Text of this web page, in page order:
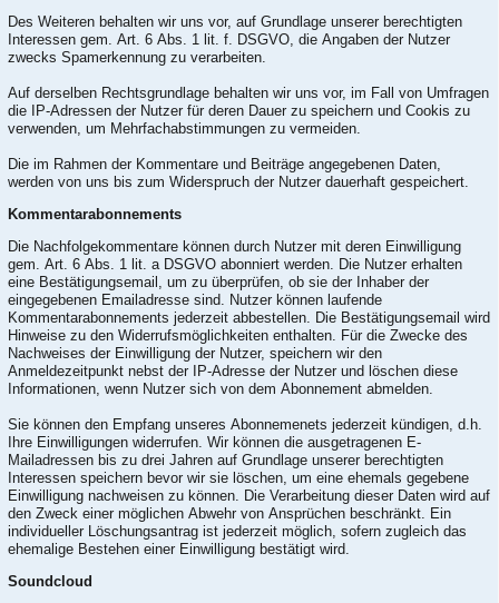
Des Weiteren behalten wir uns vor, auf Grundlage unserer berechtigten
Interessen gem. Art. 6 Abs. 1 lit. f. DSGVO, die Angaben der Nutzer
zwecks Spamerkennung zu verarbeiten.
Auf derselben Rechtsgrundlage behalten wir uns vor, im Fall von Umfragen
die IP-Adressen der Nutzer für deren Dauer zu speichern und Cookis zu
verwenden, um Mehrfachabstimmungen zu vermeiden.
Die im Rahmen der Kommentare und Beiträge angegebenen Daten,
werden von uns bis zum Widerspruch der Nutzer dauerhaft gespeichert.
Kommentarabonnements
Die Nachfolgekommentare können durch Nutzer mit deren Einwilligung
gem. Art. 6 Abs. 1 lit. a DSGVO abonniert werden. Die Nutzer erhalten
eine Bestätigungsemail, um zu überprüfen, ob sie der Inhaber der
eingegebenen Emailadresse sind. Nutzer können laufende
Kommentarabonnements jederzeit abbestellen. Die Bestätigungsemail wird
Hinweise zu den Widerrufsmöglichkeiten enthalten. Für die Zwecke des
Nachweises der Einwilligung der Nutzer, speichern wir den
Anmeldezeitpunkt nebst der IP-Adresse der Nutzer und löschen diese
Informationen, wenn Nutzer sich von dem Abonnement abmelden.
Sie können den Empfang unseres Abonnemenets jederzeit kündigen, d.h.
Ihre Einwilligungen widerrufen. Wir können die ausgetragenen E-
Mailadressen bis zu drei Jahren auf Grundlage unserer berechtigten
Interessen speichern bevor wir sie löschen, um eine ehemals gegebene
Einwilligung nachweisen zu können. Die Verarbeitung dieser Daten wird auf
den Zweck einer möglichen Abwehr von Ansprüchen beschränkt. Ein
individueller Löschungsantrag ist jederzeit möglich, sofern zugleich das
ehemalige Bestehen einer Einwilligung bestätigt wird.
Soundcloud